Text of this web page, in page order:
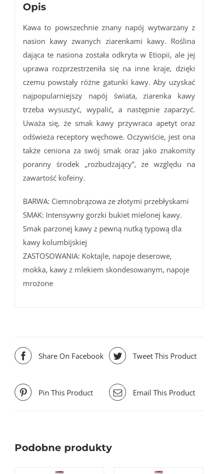
Opis
Kawa to powszechnie znany napój wytwarzany z
nasion kawy zwanych ziarenkami kawy. Roślina
dająca te nasiona została odkryta w Etiopii, ale jej
uprawa rozprzestrzeniła się na inne kraje, dzięki
czemu powstały różne gatunki kawy. Aby uzyskać
najpopularniejszy napój świata, ziarenka kawy
trzeba wysuszyć, wypalić, a następnie zaparzyć.
Uważa się, że smak kawy przywraca apetyt oraz
odświeża receptory węchowe. Oczywiście, jest ona
także ceniona za swój smak oraz jako znakomity
poranny środek „rozbudzający”, ze względu na
zawartość kofeiny.
BARWA: Ciemnobrązowa ze złotymi przebłyskami
SMAK: Intensywny gorzki bukiet mielonej kawy.
Smak parzonej kawy z pewną nutką typową dla
kawy kolumbijskiej
ZASTOSOWANIA: Koktajle, napoje deserowe,
mokka, kawy z mlekiem skondesowanym, napoje
mrożone
Share On Facebook Tweet This Product
Pin This Product Email This Product
Podobne produkty